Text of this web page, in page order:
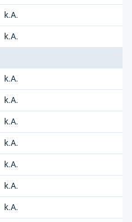
k.A.
k.A.
k.A.
k.A.
k.A.
k.A.
k.A.
k.A.
k.A.